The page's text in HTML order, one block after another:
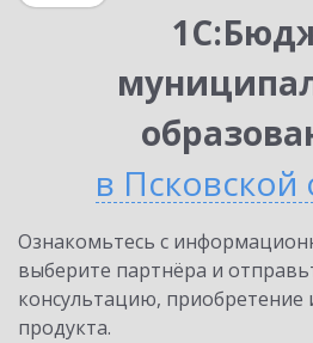
в Псковской
Ознакомьтесь с
выберите партнёра и
консультацию, приобретение
продукта.